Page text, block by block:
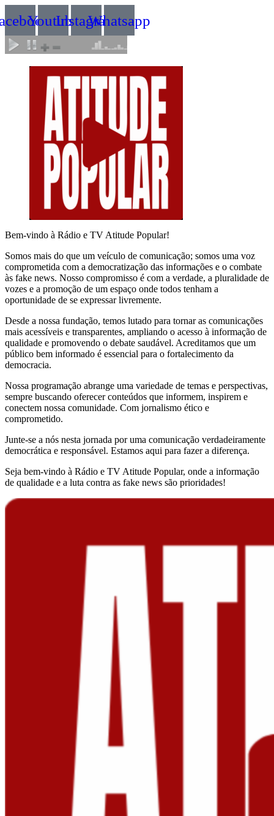
YoutubeInstagramWhatsapp
Bem-vindo à Rádio e TV Atitude Popular!
Somos mais do que um veículo de comunicação; somos uma voz
comprometida com a democratização das informações e o combate
às fake news. Nosso compromisso é com a verdade, a pluralidade de
vozes e a promoção de um espaço onde todos tenham a
oportunidade de se expressar livremente.
Desde a nossa fundação, temos lutado para tornar as comunicações
mais acessíveis e transparentes, ampliando o acesso à informação de
qualidade e promovendo o debate saudável. Acreditamos que um
público bem informado é essencial para o fortalecimento da
democracia.
Nossa programação abrange uma variedade de temas e perspectivas,
sempre buscando oferecer conteúdos que informem, inspirem e
conectem nossa comunidade. Com jornalismo ético e
comprometido.
Junte-se a nós nesta jornada por uma comunicação verdadeiramente
democrática e responsável. Estamos aqui para fazer a diferença.
Seja bem-vindo à Rádio e TV Atitude Popular, onde a informação
de qualidade e a luta contra as fake news são prioridades!